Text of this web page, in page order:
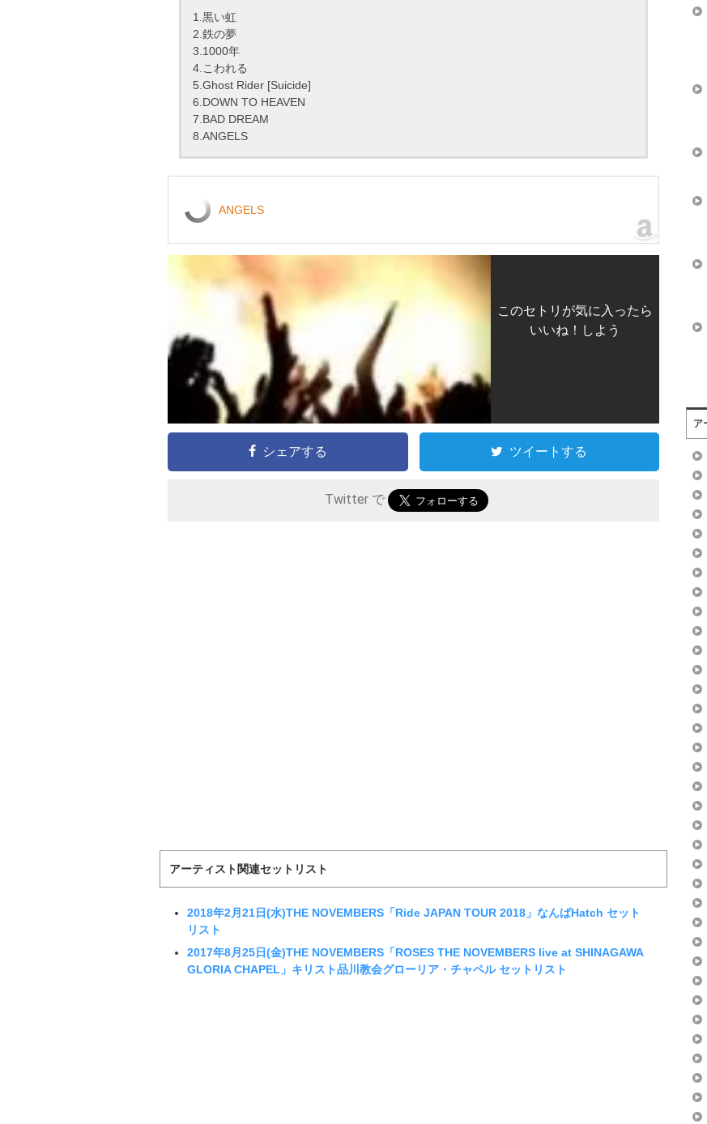
1.黒い虹
2.鉄の夢
3.1000年
4.こわれる
5.Ghost Rider [Suicide]
6.DOWN TO HEAVEN
7.BAD DREAM
8.ANGELS
ANGELS
このセトリが気に入ったら
いいね！しよう
シェアする ツイートする
Twitter で
アーティスト関連セットリスト
2018年2月21日(水)THE NOVEMBERS「Ride JAPAN TOUR 2018」なんばHatch セット
リスト
2017年8月25日(金)THE NOVEMBERS「ROSES THE NOVEMBERS live at SHINAGAWA
GLORIA CHAPEL」キリスト品川教会グローリア・チャペル セットリスト
ア